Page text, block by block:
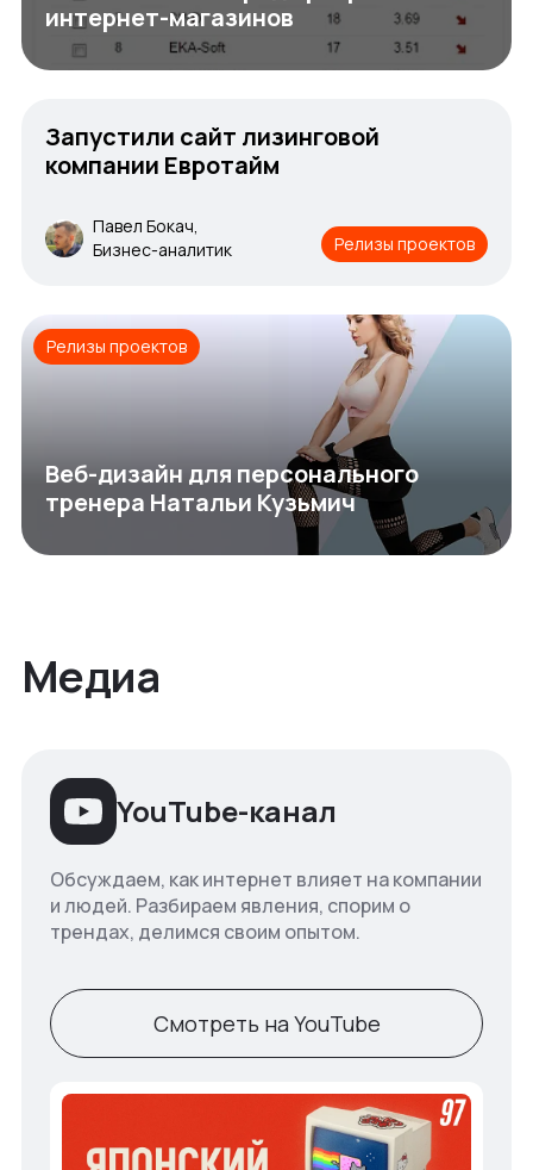
интернет-магазинов
Запустили сайт лизинговой
компании Евротайм
Павел Бокач,
Бизнес-аналитик
Релизы проектов
Релизы проектов
Веб-дизайн для персонального
тренера Натальи Кузьмич
Медиа
YouTube-канал
Обсуждаем, как интернет влияет на компании
и людей. Разбираем явления, спорим о
трендах, делимся своим опытом.
Смотреть на YouTube